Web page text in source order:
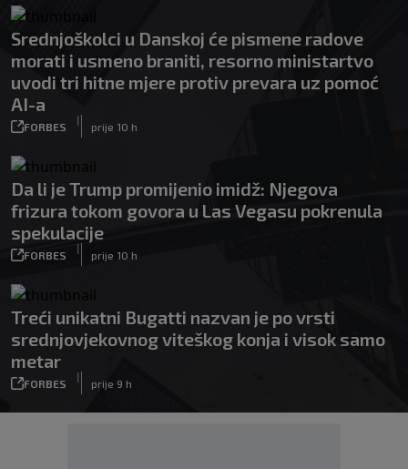
Srednjoškolci u Danskoj će pismene radove
morati i usmeno braniti, resorno ministartvo
uvodi tri hitne mjere protiv prevara uz pomoć
AI-a
FORBES
|
prije 10 h
Da li je Trump promijenio imidž: Njegova
frizura tokom govora u Las Vegasu pokrenula
spekulacije
FORBES
|
prije 10 h
Treći unikatni Bugatti nazvan je po vrsti
srednjovjekovnog viteškog konja i visok samo
metar
FORBES
|
prije 9 h